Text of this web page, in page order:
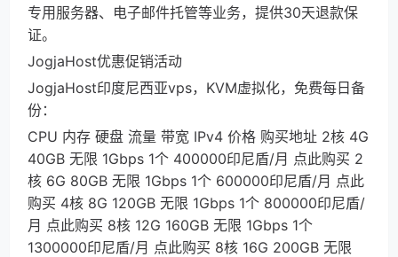
专用服务器、电子邮件托管等业务，提供30天退款保
证。
JogjaHost优惠促销活动
JogjaHost印度尼西亚vps，KVM虚拟化，免费每日备
份：
CPU 内存 硬盘 流量 带宽 IPv4 价格 购买地址 2核 4G
40GB 无限 1Gbps 1个 400000印尼盾/月 点此购买 2
核 6G 80GB 无限 1Gbps 1个 600000印尼盾/月 点此
购买 4核 8G 120GB 无限 1Gbps 1个 800000印尼盾/
月 点此购买 8核 12G 160GB 无限 1Gbps 1个
1300000印尼盾/月 点此购买 8核 16G 200GB 无限